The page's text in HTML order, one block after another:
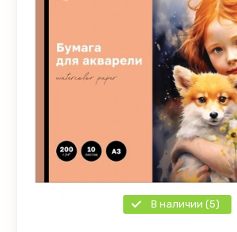
В наличии (5)